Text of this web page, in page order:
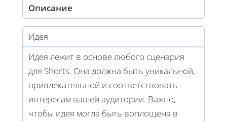
Описание
Идея
Идея лежит в основе любого сценария
для Shorts. Она должна быть уникальной,
привлекательной и соответствовать
интересам вашей аудитории. Важно,
чтобы идея могла быть воплощена в